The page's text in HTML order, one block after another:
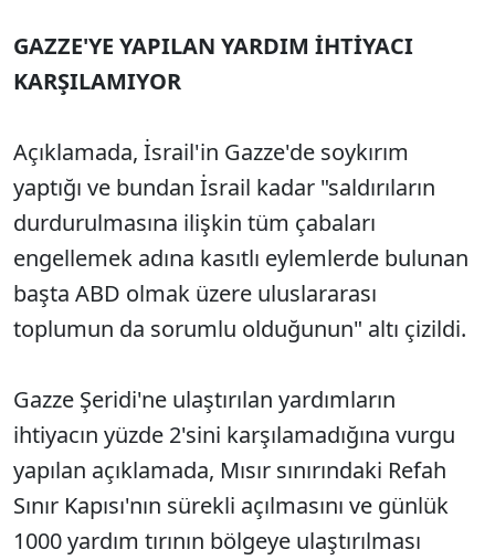
GAZZE'YE YAPILAN YARDIM İHTİYACI
KARŞILAMIYOR
Açıklamada, İsrail'in Gazze'de soykırım
yaptığı ve bundan İsrail kadar "saldırıların
durdurulmasına ilişkin tüm çabaları
engellemek adına kasıtlı eylemlerde bulunan
başta ABD olmak üzere uluslararası
toplumun da sorumlu olduğunun" altı çizildi.
Gazze Şeridi'ne ulaştırılan yardımların
ihtiyacın yüzde 2'sini karşılamadığına vurgu
yapılan açıklamada, Mısır sınırındaki Refah
Sınır Kapısı'nın sürekli açılmasını ve günlük
1000 yardım tırının bölgeye ulaştırılması